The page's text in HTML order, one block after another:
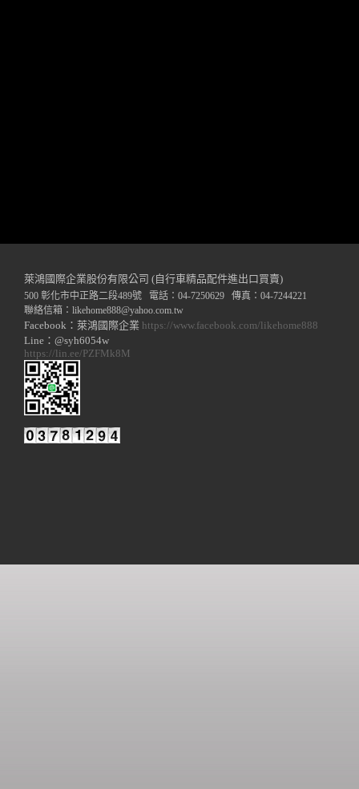
萊鴻國際企業股份有限公司 (自行車精品配件進出口買賣)
500 彰化市中正路二段489號 電話：04-7250629 傳真：04-7244221
聯絡信箱： likehome888@yahoo.com.tw
Facebook：萊鴻國際企業 https://www.facebook.com/likehome888
Line：@syh6054w
https://lin.ee/PZFMk8M